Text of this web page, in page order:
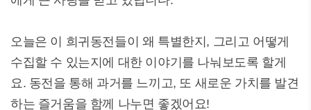
오늘은 이 희귀동전들이 왜 특별한지, 그리고 어떻게
수집할 수 있는지에 대한 이야기를 나눠보도록 할게
요. 동전을 통해 과거를 느끼고, 또 새로운 가치를 발견
하는 즐거움을 함께 나누면 좋겠어요!